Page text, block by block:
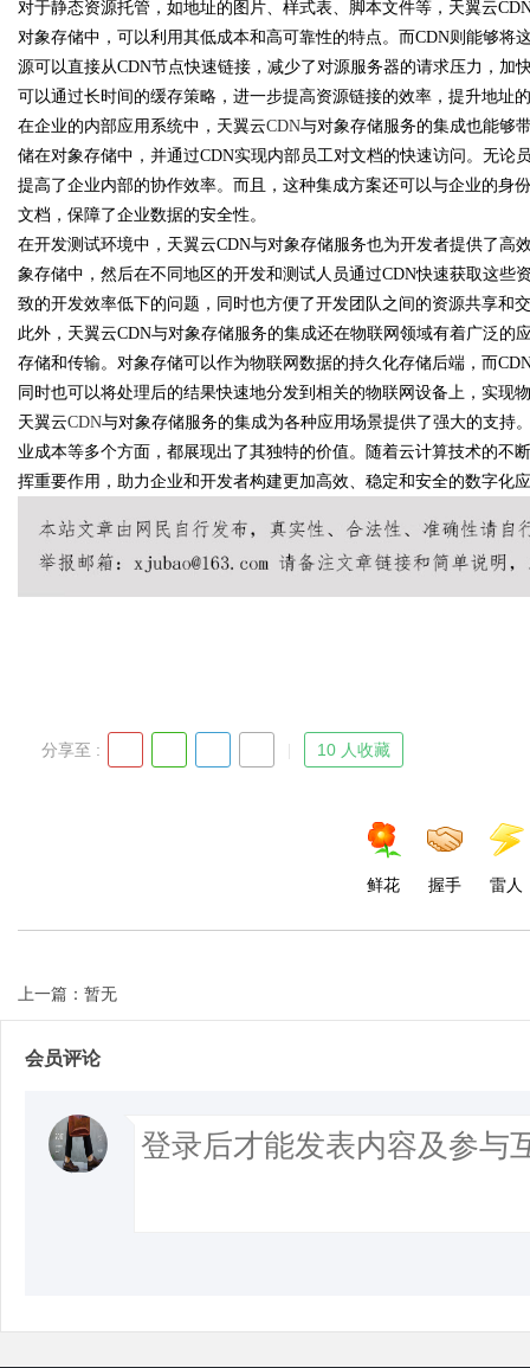
对于静态资源托管，如地址的图片、样式表、脚本文件等，天翼云
对象存储中，可以利用其低成本和高可靠性的特点。而CDN则能够
源可以直接从CDN节点快速链接，减少了对源服务器的请求压力，加
可以通过长时间的缓存策略，进一步提高资源链接的效率，提升地址
在企业的内部应用系统中，天翼云CDN与对象存储服务的集成也能够
储在对象存储中，并通过CDN实现内部员工对文档的快速访问。无
提高了企业内部的协作效率。而且，这种集成方案还可以与企业的身
文档，保障了企业数据的安全性。
在开发测试环境中，天翼云CDN与对象存储服务也为开发者提供了
象存储中，然后在不同地区的开发和测试人员通过CDN快速获取这
致的开发效率低下的问题，同时也方便了开发团队之间的资源共享和
此外，天翼云CDN与对象存储服务的集成还在物联网领域有着广泛
存储和传输。对象存储可以作为物联网数据的持久化存储后端，而
同时也可以将处理后的结果快速地分发到相关的物联网设备上，实现
天翼云CDN与对象存储服务的集成为各种应用场景提供了强大的支持
业成本等多个方面，都展现出了其独特的价值。随着云计算技术的不
挥重要作用，助力企业和开发者构建更加高效、稳定和安全的数字化
分享至 : 10 人收藏
鲜花 握手 雷人
上一篇：暂无
会员评论